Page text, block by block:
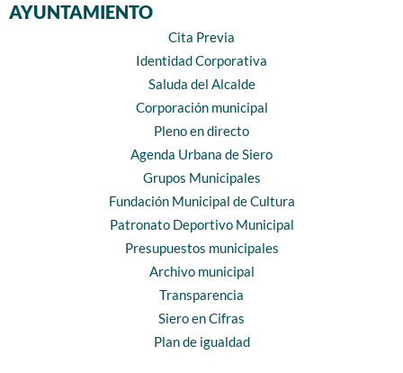
AYUNTAMIENTO
Cita Previa
Identidad Corporativa
Saluda del Alcalde
Corporación municipal
Pleno en directo
Agenda Urbana de Siero
Grupos Municipales
Fundación Municipal de Cultura
Patronato Deportivo Municipal
Presupuestos municipales
Archivo municipal
Transparencia
Siero en Cifras
Plan de igualdad